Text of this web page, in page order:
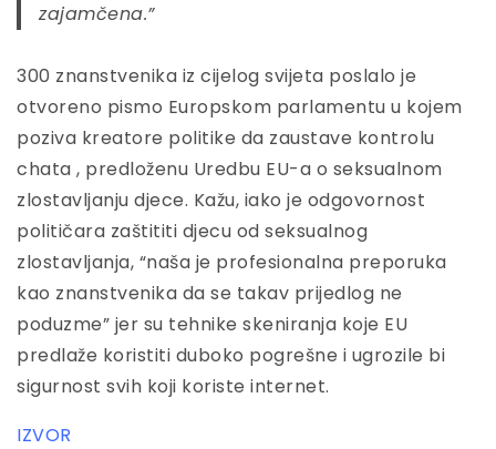
zajamčena.”
300 znanstvenika iz cijelog svijeta poslalo je
otvoreno pismo Europskom parlamentu u kojem
poziva kreatore politike da zaustave kontrolu
chata , predloženu Uredbu EU-a o seksualnom
zlostavljanju djece. Kažu, iako je odgovornost
političara zaštititi djecu od seksualnog
zlostavljanja, “naša je profesionalna preporuka
kao znanstvenika da se takav prijedlog ne
poduzme” jer su tehnike skeniranja koje EU
predlaže koristiti duboko pogrešne i ugrozile bi
sigurnost svih koji koriste internet.
IZVOR